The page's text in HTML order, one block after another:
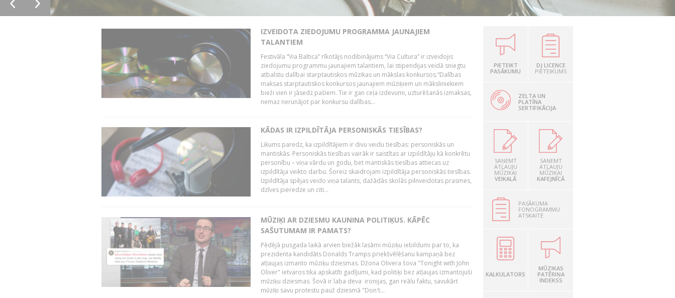
IZVEIDOTA ZIEDOJUMU PROGRAMMA JAUNAJIEM
TALANTIEM
Festivāla “Via Baltica” rīkotājs nodibinājums “Via Cultura” ir izveidojis
ziedojumu programmu jaunajiem talantiem, lai stipendijas veidā sniegtu
atbalstu dalībai starptautiskos mūzikas un mākslas konkursos.“Dalības
maksas starptautiskos konkursos jaunajiem mūziķiem un māksliniekiem
bieži vien ir jāsedz pašiem. Tie ir gan ceļa izdevumi, uzturēšanās izmaksas,
nemaz nerunājot par konkursu dalības...
KĀDAS IR IZPILDĪTĀJA PERSONISKĀS TIESĪBAS?
Likums paredz, ka izpildītājiem ir divu veidu tiesības: personiskās un
mantiskās. Personiskās tiesības vairāk ir saistītas ar izpildītāju kā konkrētu
personību – viņa vārdu un godu, bet mantiskās tiesības attiecas uz
izpildītāja veikto darbu. Šoreiz skaidrojam izpildītāja personiskās tiesības.
Izpildītāja spējas veido viņa talants, dažādās skolās pilnveidotas prasmes,
dzīves pieredze un citi...
MŪZIĶI AR DZIESMU KAUNINA POLITIĶUS. KĀPĒC
SAŠUTUMAM IR PAMATS?
Pēdējā pusgada laikā arvien biežāk lasāmi mūziķu iebildumi par to, ka
prezidenta kandidāts Donalds Tramps priekšvēlēšanu kampaņā bez
atļaujas izmanto mūziķu dziesmas. Džona Olivera šova "Tonight with John
Oliver" ietvaros tika apskatīti gadījumi, kad politiķi bez atļaujas izmantojuši
mūziķu dziesmas. Šovā ir laba deva ironijas, gan reālu faktu, savukārt
mūziķi savu protestu pauž dziesmā "Don't...
PIETEIKT
PASĀKUMU
DJ LICENCE
PIETEIKUMS
ZELTA UN
PLATĪNA
SERTIFIKĀCIJA
SAŅEMT
ATĻAUJU
MŪZIKAI
VEIKALĀ
SAŅEMT
ATĻAUJU
MŪZIKAI
KAFEJNĪCĀ
PASĀKUMA
FONOGRAMMU
ATSKAITE
KALKULATORS
MŪZIKAS
PATĒRIŅA
INDEKSS